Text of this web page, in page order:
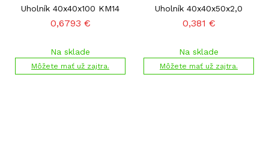
Uholník 40x40x100 KM14
0,6793 €
Na sklade
Môžete mať už zajtra.
Uholník 40x40x50x2,0
0,381 €
Na sklade
Môžete mať už zajtra.